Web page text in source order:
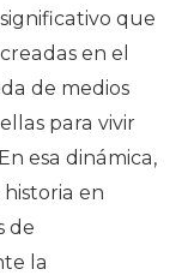
que
en el
de medios
para vivir
esa dinámica,
en
de
la